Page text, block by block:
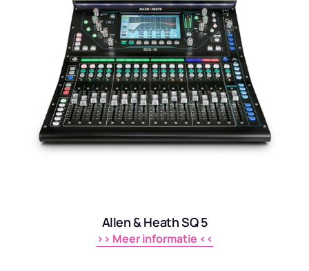
Allen & Heath SQ 5
>> Meer informatie <<